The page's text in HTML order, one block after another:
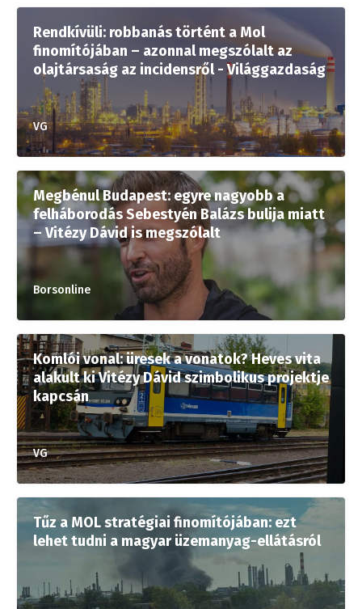
Rendkívüli: robbanás történt a Mol
finomítójában – azonnal megszólalt az
olajtársaság az incidensről - Világgazdaság
VG
Megbénul Budapest: egyre nagyobb a
felháborodás Sebestyén Balázs bulija miatt
– Vitézy Dávid is megszólalt
Borsonline
Komlói vonal: üresek a vonatok? Heves vita
alakult ki Vitézy Dávid szimbolikus projektje
kapcsán
VG
Tűz a MOL stratégiai finomítójában: ezt
lehet tudni a magyar üzemanyag-ellátásról